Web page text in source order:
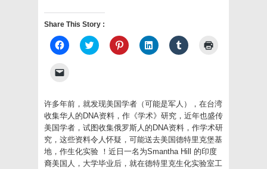
Share This Story :
Click
to
new
window)
Click
to
new
window)
Click
to
new
window)
Click
to
new
window)
Click
to
window)
link
to
a
friend
(Opens
in
new
window)
许多年前，就发现美国学者（可能是军人），在台湾
收集华人的DNA资料，作《学术》研究，近年也盛传
美国学者，试图收集俄罗斯人的DNA资料，作学术研
究，这些资料令人怀疑，可能送去美国德特里克堡基
地，作生化实验 ！近日一名为Smantha Hill 的印度
裔美国人，大学毕业后，就在德特里克生化实验室工